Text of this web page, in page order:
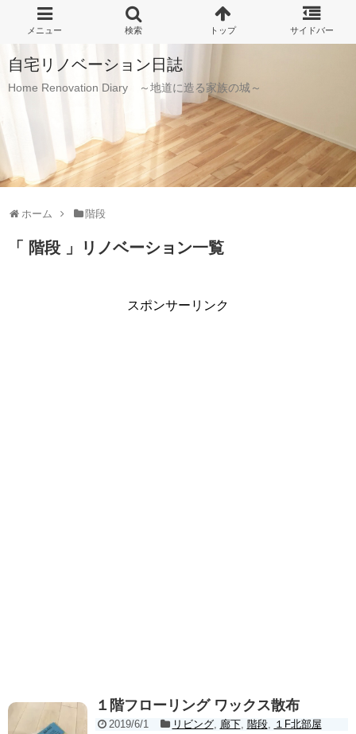
自宅リノベーション日誌
Home Renovation Diary ～地道に造る家族の城～
ホーム 階段
「 階段 」リノベーション一覧
スポンサーリンク
１階フローリング ワックス散布
2019/6/1 リビング, 廊下, 階段, １F北部屋